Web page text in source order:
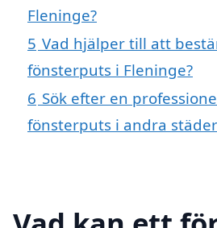
Fleninge?
5 Vad hjälper till att
fönsterputs i Fleninge?
6 Sök efter en
fönsterputs i andra